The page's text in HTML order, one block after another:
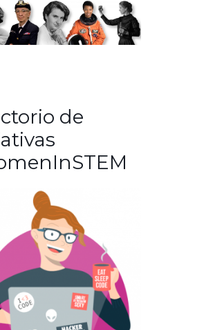
de